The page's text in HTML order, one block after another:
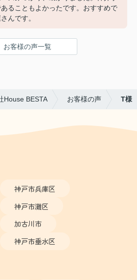
ることもよかったです。おすすめで
んです。
お客様の声一覧
House BESTA お客様の声 T様
神戸市兵庫区
神戸市灘区
加古川市
神戸市垂水区